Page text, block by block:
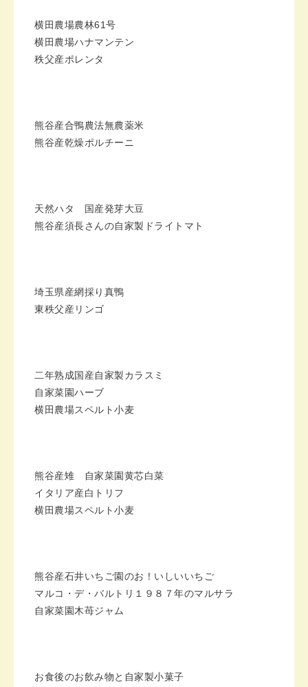
横田農場農林61号
横田農場ハナマンテン
秩父産ポレンタ
熊谷産合鴨農法無農薬米
熊谷産乾燥ポルチーニ
天然ハタ 国産発芽大豆
熊谷産須長さんの自家製ドライトマト
埼玉県産網採り真鴨
東秩父産リンゴ
二年熟成国産自家製カラスミ
自家菜園ハーブ
横田農場スペルト小麦
熊谷産雉 自家菜園黄芯白菜
イタリア産白トリフ
横田農場スペルト小麦
熊谷産石井いちご園のお！いしいいちご
マルコ・デ・バルトリ１９８７年のマルサラ
自家菜園木苺ジャム
お食後のお飲み物と自家製小菓子